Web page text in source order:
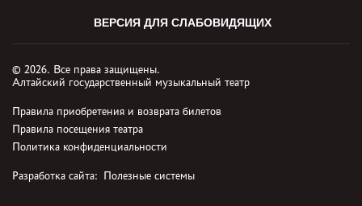
ВЕРСИЯ ДЛЯ СЛАБОВИДЯЩИХ
© 2026. Все права защищены.
Алтайский государственный музыкальный театр
Правила приобретения и возврата билетов
Правила посещения театра
Политика конфиденциальности
Разработка сайта: Полезные системы